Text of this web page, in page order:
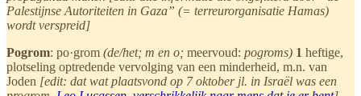
Palestijnse Autoriteiten in Gaza” (= terreurorganisatie Hamas)
wordt verspreid]
Pogrom: po·grom (de/het; m en o; meervoud: pogroms) 1 heftige,
plotseling optredende vervolging van een minderheid, m.n. van
Joden [edit: dat wat plaatsvond op 7 oktober jl. in Israël was een